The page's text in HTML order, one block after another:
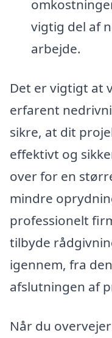
vigtig del af
arbejde.
Det er vigtigt at
erfarent
sikre, at dit
effektivt og
over for en
mindre
professionelt
tilbyde
igennem, fra
afslutningen af
Når du